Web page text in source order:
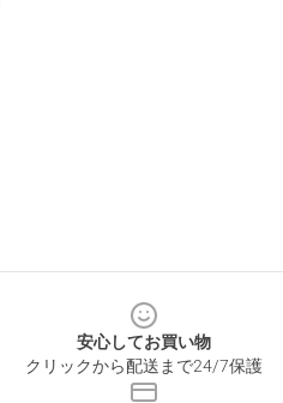
安心してお買い物
クリックから配送まで24/7保護